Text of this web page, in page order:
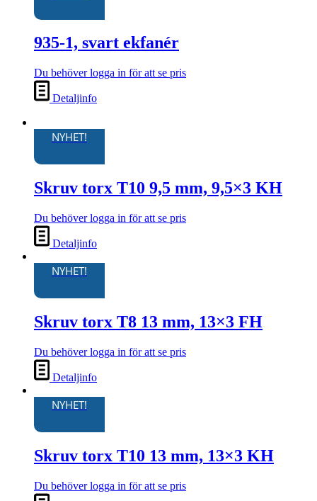
935-1, svart ekfanér
Du behöver logga in för att se pris
Detaljinfo
NYHET!
Skruv torx T10 9,5 mm, 9,5×3 KH
Du behöver logga in för att se pris
Detaljinfo
NYHET!
Skruv torx T8 13 mm, 13×3 FH
Du behöver logga in för att se pris
Detaljinfo
NYHET!
Skruv torx T10 13 mm, 13×3 KH
Du behöver logga in för att se pris